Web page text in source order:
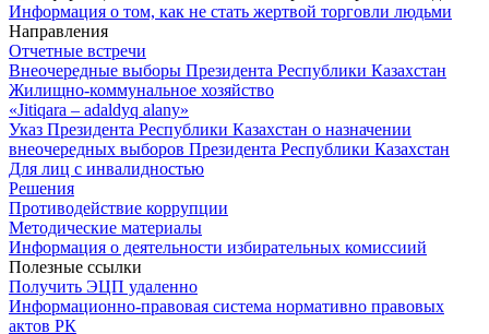
Информация о том, как не стать жертвой торговли людьми
Направления
Отчетные встречи
Внеочередные выборы Президента Республики Казахстан
Жилищно-коммунальное хозяйство
«Jitiqara – adaldyq alany»
Указ Президента Республики Казахстан о назначении
внеочередных выборов Президента Республики Казахстан
Для лиц с инвалидностью
Решения
Противодействие коррупции
Методические материалы
Информация о деятельности избирательных комиссиий
Полезные ссылки
Получить ЭЦП удаленно
Информационно-правовая система нормативно правовых
актов РК